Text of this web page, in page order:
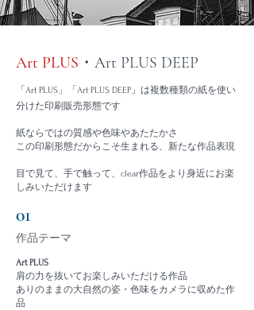
​Art PLUS ・Art PLUS DEEP
「Art PLUS」「Art PLUS DEEP」は複数種類の紙を使い
分けた印刷販売形態です
紙ならではの質感や色味やあたたかさ
この印刷形態だからこそ生まれる、新たな作品表現
目で見て、手で触って、clear作品をより身近にお楽
しみいただけます
01
作品テーマ
Art PLUS
肩の力を抜いてお楽しみいただける作品
ありのままの大自然の姿・色味をカメラに収めた作
品